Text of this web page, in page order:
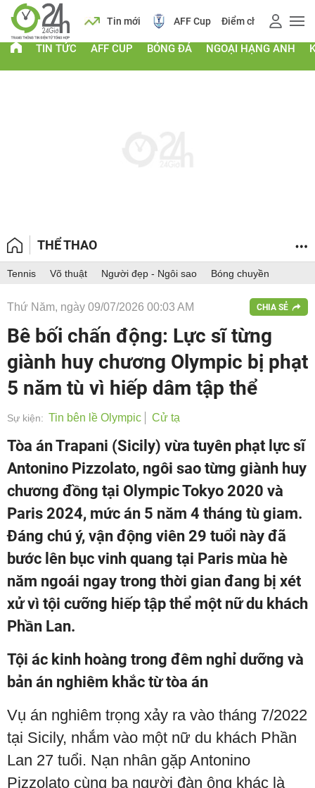
Lịch Tin mới AFF Cup Điểm chuẩn 2026
TIN TỨC AFF CUP BÓNG ĐÁ NGOẠI HẠNG ANH
THỂ THAO
Tennis Võ thuật Người đẹp - Ngôi sao Bóng chuyền
Thứ Năm, ngày 09/07/2026 00:03 AM CHIA SẺ
Bê bối chấn động: Lực sĩ từng
giành huy chương Olympic bị phạt
5 năm tù vì hiếp dâm tập thể
Sự kiện: Tin bên lề Olympic Cử tạ
Tòa án Trapani (Sicily) vừa tuyên phạt lực sĩ
Antonino Pizzolato, ngôi sao từng giành huy
chương đồng tại Olympic Tokyo 2020 và
Paris 2024, mức án 5 năm 4 tháng tù giam.
Đáng chú ý, vận động viên 29 tuổi này đã
bước lên bục vinh quang tại Paris mùa hè
năm ngoái ngay trong thời gian đang bị xét
xử vì tội cưỡng hiếp tập thể một nữ du khách
Phần Lan.
Tội ác kinh hoàng trong đêm nghỉ dưỡng và
bản án nghiêm khắc từ tòa án
Vụ án nghiêm trọng xảy ra vào tháng 7/2022
tại Sicily, nhắm vào một nữ du khách Phần
Lan 27 tuổi. Nạn nhân gặp Antonino
Pizzolato cùng ba người đàn ông khác là